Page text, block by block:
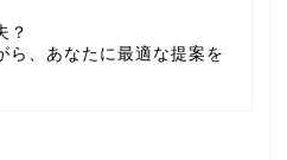
？
ら、あなたに最適な提案を